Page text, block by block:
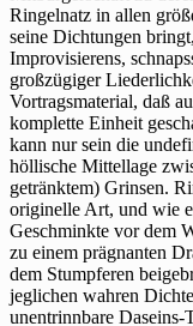
Ringelnatz in allen
seine Dichtungen
Improvisierens,
großzügiger
Vortragsmaterial, daß
komplette Einheit
kann nur sein die
höllische Mittellage
getränktem) Grinsen.
originelle Art, und wie
Geschminkte vor dem
zu einem prägnanten
dem Stumpferen
jeglichen wahren
unentrinnbare Daseins-